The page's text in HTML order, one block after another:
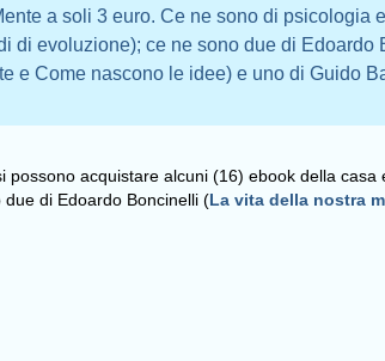
a soli 3 euro. Ce ne sono di psicologia
di evoluzione); ce ne sono due di Edoardo
e Come nascono le idee) e uno di Guido
possono acquistare alcuni (16) ebook della casa
di Edoardo Boncinelli (La vita della nostra